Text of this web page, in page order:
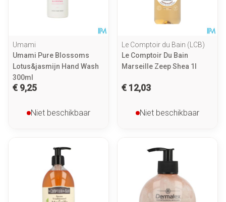
Umami
Umami Pure Blossoms
Lotus&jasmijn Hand Wash
300ml
€ 9,25
Niet beschikbaar
Le Comptoir du Bain (LCB)
Le Comptoir Du Bain
Marseille Zeep Shea 1l
€ 12,03
Niet beschikbaar